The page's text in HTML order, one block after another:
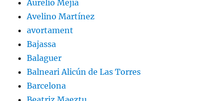
Aurelio Mejía
Avelino Martínez
avortament
Bajassa
Balaguer
Balneari Alicún de Las Torres
Barcelona